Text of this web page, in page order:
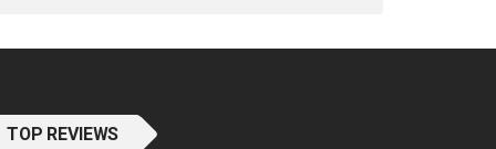
TOP REVIEWS